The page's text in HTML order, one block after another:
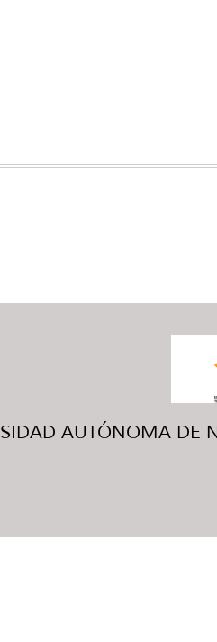
AUTÓNOMA DE